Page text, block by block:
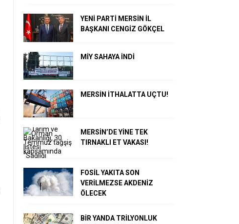
YENİ PARTİ MERSİN İL
BAŞKANI CENGİZ GÖKÇEL
MİY SAHAYA İNDİ
MERSİN İTHALATTA UÇTU!
MERSİN’DE YİNE TEK
TIRNAKLI ET VAKASI!
FOSİL YAKITA SON
VERİLMEZSE AKDENİZ
ÖLECEK
BİR YANDA TRİLYONLUK